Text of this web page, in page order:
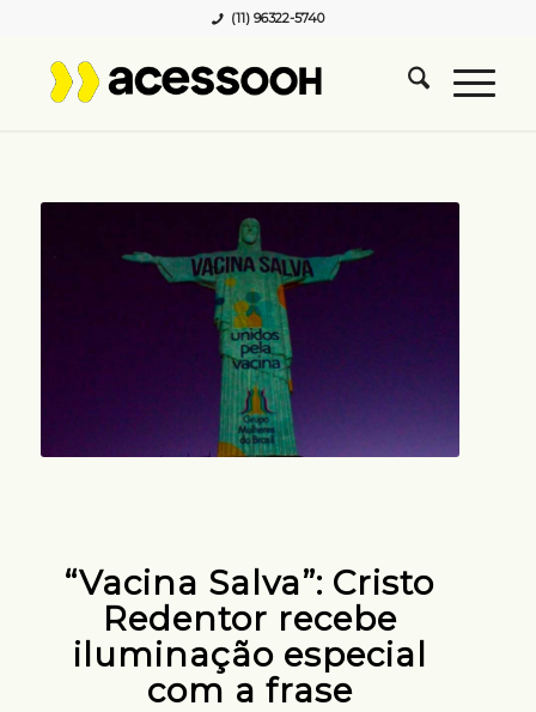
(11) 96322-5740
“Vacina Salva”: Cristo
Redentor recebe
iluminação especial
com a frase